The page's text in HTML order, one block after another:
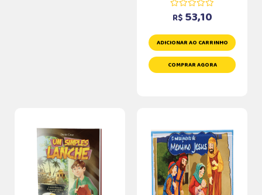
R$ 53,10
ADICIONAR AO CARRINHO
COMPRAR AGORA